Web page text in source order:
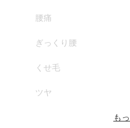
腰痛
ぎっくり腰
くせ毛
ツヤ
も